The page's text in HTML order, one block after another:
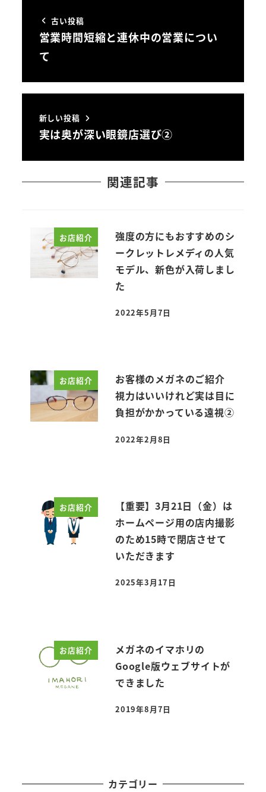
古い投稿
営業時間短縮と連休中の営業につい
て
新しい投稿
実は奥が深い眼鏡店選び②
関連記事
お店紹介
強度の方にもおすすめのシ
ークレットレメディの人気
モデル、新色が入荷しまし
た
投稿日
2022年5月7日
お店紹介
お客様のメガネのご紹介
視力はいいけれど実は目に
負担がかかっている遠視②
投稿日
2022年2月8日
お店紹介
【重要】3月21日（金）は
ホームページ用の店内撮影
のため15時で閉店させて
いただきます
投稿日
2025年3月17日
お店紹介
メガネのイマホリの
Google版ウェブサイトが
できました
投稿日
2019年8月7日
カテゴリー